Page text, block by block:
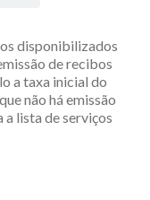
disponibilizados
de recibos
a taxa inicial do
não há emissão
a lista de serviços